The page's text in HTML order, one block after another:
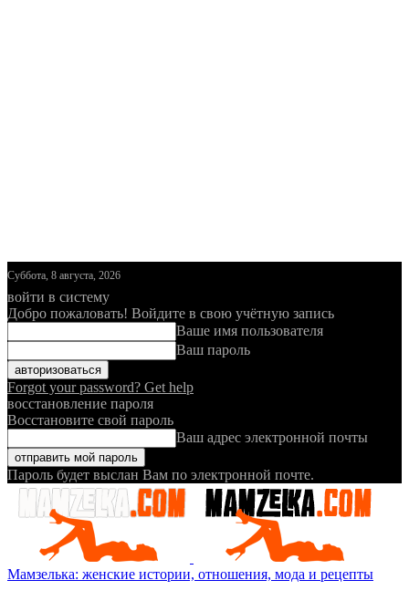
Суббота, 8 августа, 2026
войти в систему
Добро пожаловать! Войдите в свою учётную запись
Ваше имя пользователя
Ваш пароль
Forgot your password? Get help
восстановление пароля
Восстановите свой пароль
Ваш адрес электронной почты
Пароль будет выслан Вам по электронной почте.
Мамзелька: женские истории, отношения, мода и рецепты